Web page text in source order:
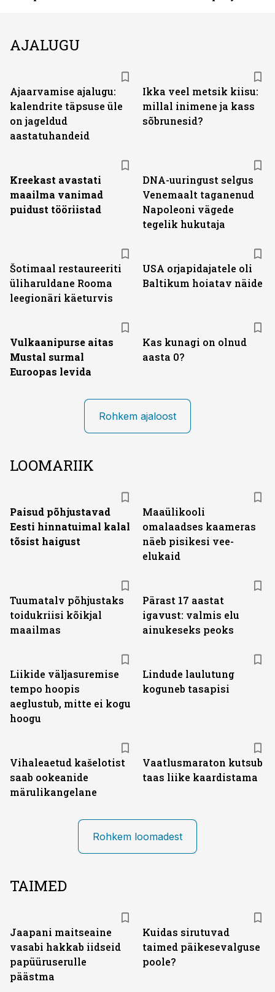
AJALUGU
Ajaarvamise ajalugu:
kalendrite täpsuse üle
on jageldud
aastatuhandeid
Ikka veel metsik kiisu:
millal inimene ja kass
sõbrunesid?
Kreekast avastati
maailma vanimad
puidust tööriistad
DNA-uuringust selgus
Venemaalt taganenud
Napoleoni vägede
tegelik hukutaja
Šotimaal restaureeriti
üliharuldane Rooma
leegionäri käeturvis
USA orjapidajatele oli
Baltikum hoiatav näide
Vulkaanipurse aitas
Mustal surmal
Euroopas levida
Kas kunagi on olnud
aasta 0?
Rohkem ajaloost
LOOMARIIK
Paisud põhjustavad
Eesti hinnatuimal kalal
tõsist haigust
Maaülikooli
omalaadses kaameras
näeb pisikesi vee-
elukaid
Tuumatalv põhjustaks
toidukriisi kõikjal
maailmas
Pärast 17 aastat
igavust: valmis elu
ainukeseks peoks
Liikide väljasuremise
tempo hoopis
aeglustub, mitte ei kogu
hoogu
Lindude laulutung
koguneb tasapisi
Vihaleaetud kašelotist
saab ookeanide
märulikangelane
Vaatlusmaraton kutsub
taas liike kaardistama
Rohkem loomadest
TAIMED
Jaapani maitseaine
vasabi hakkab iidseid
papüüruserulle
päästma
Kuidas sirutuvad
taimed päikesevalguse
poole?